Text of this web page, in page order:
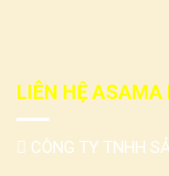
LIÊN HỆ ASAMA
CÔNG TY TNHH